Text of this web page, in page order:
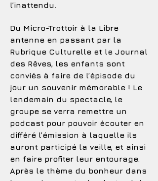
l’inattendu.
Du Micro-Trottoir à la Libre
antenne en passant par la
Rubrique Culturelle et le Journal
des Rêves, les enfants sont
conviés à faire de l’épisode du
jour un souvenir mémorable ! Le
lendemain du spectacle, le
groupe se verra remettre un
podcast pour pouvoir écouter en
différé l’émission à laquelle ils
auront participé la veille, et ainsi
en faire profiter leur entourage.
Après le thème du bonheur dans